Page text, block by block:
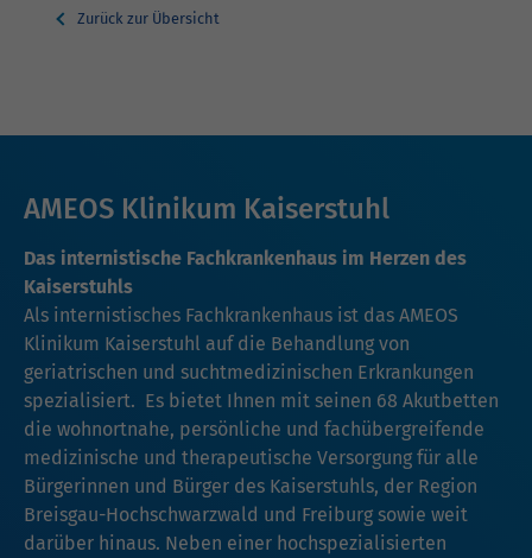
Zurück zur Übersicht
AMEOS Klinikum Kaiserstuhl
Das internistische Fachkrankenhaus im Herzen des
Kaiserstuhls
Als internistisches Fachkrankenhaus ist das AMEOS
Klinikum Kaiserstuhl auf die Behandlung von
geriatrischen und suchtmedizinischen Erkrankungen
spezialisiert. Es bietet Ihnen mit seinen 68 Akutbetten
die wohnortnahe, persönliche und fachübergreifende
medizinische und therapeutische Versorgung für alle
Bürgerinnen und Bürger des Kaiserstuhls, der Region
Breisgau-Hochschwarzwald und Freiburg sowie weit
darüber hinaus. Neben einer hochspezialisierten